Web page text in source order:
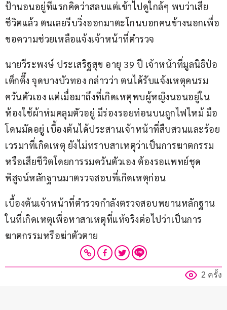
ป้านอนอยู่ทีแรกคิดว่าสลบแต่เข้าไปดูใกล้ๆ พบว่าเสีย
ชีวิตแล้ว ตนเลยรีบวิ่งออกมาตะโกนบอกคนข้างนอกเพื่อ
ขอความช่วยเหลือแจ้งเจ้าหน้าที่ตำรวจ
นายวีระพงษ์ ประเสริฐสุข อายุ 39 ปี เจ้าหน้าที่มูลนิธิป่อ
เต็กตึ๊ง จุดบางบัวทอง กล่าวว่า ตนได้รับแจ้งเหตุคนรม
ควันตัวเอง แต่เมื่อมาถึงที่เกิดเหตุพบผู้หญิงนอนอยู่ใน
ห้องใช้ผ้าห่มคลุมตัวอยู่ มีร่องรอยท่อนบนถูกไฟไหม้ มือ
โดนมัดอยู่ เบื้องต้นได้ประสานเจ้าหน้าที่สืบสวนและร้อย
เวรมาที่เกิดเหตุ ยังไม่ทราบสาเหตุว่าเป็นการฆาตกรรม
หรือเสียชีวิตโดยการรมควันตัวเอง ต้องรอแพทย์ชุด
พิสูจน์หลักฐานมาตรวจสอบที่เกิดเหตุก่อน
เบื้องต้นเจ้าหน้าที่ตำรวจกำลังตรวจสอบพยานหลักฐาน
ในที่เกิดเหตุเพื่อหาสาเหตุที่แท้จริงต่อไปว่าเป็นการ
ฆาตกรรมหรือฆ่าตัวตาย
2 ครั้ง